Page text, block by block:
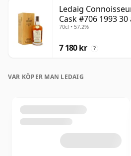
Ledaig
Cask #706 1993
70cl • 57.2%
7 180 kr ?
VAR KÖPER MAN LEDAIG